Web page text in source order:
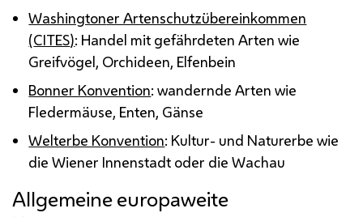
Washingtoner Artenschutzübereinkommen
(CITES): Handel mit gefährdeten Arten wie
Greifvögel, Orchideen, Elfenbein
Bonner Konvention: wandernde Arten wie
Fledermäuse, Enten, Gänse
Welterbe Konvention: Kultur- und Naturerbe wie
die Wiener Innenstadt oder die Wachau
Allgemeine europaweite